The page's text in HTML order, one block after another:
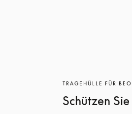
TRAGEHÜLLE FÜR
Schützen